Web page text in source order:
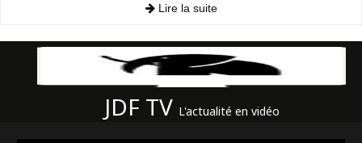
Lire la suite
JDF TV L'actualité en vidéo